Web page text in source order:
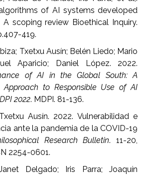
of AI systems developed
A scoping review Bioethical Inquiry.
419.
Txetxu Ausín; Belén Liedo; Mario
Aparicio; Daniel López. 2022.
of AI in the Global South: A
Approach to Responsible Use of AI
2022. MDPI. 81-136.
Ausín. 2022. Vulnerabilidad e
ante la pandemia de la COVID-19
Research Bulletin. 11-20,
2254-0601.
Delgado; Iris Parra; Joaquín